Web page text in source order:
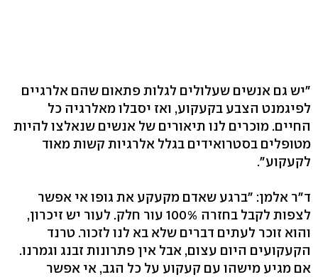
"יש גם אנשים שעלולים לגלות פתאום שהם אלרגיים
לפיגמנט הצבע בקעקוע, ואז יסבלו מאלרגיה כל
החיים. מוכרים לנו תיאורים של אנשים שנאלצו להיות
מטופלים בסטרואידים בגלל אלרגיות קשות מאוד
לקעקוע".
ד"ר אלמן: "ברגע שאדם מקעקע את גופו אי אפשר
לצפות לקבל בחזרה 100% עור חלק. לעור יש זיכרון,
והוא זוכר לעתים דברים שלא בא לנו לזכור. טרנד
הקעקועים היום עצום, אבל אין פתרונות זבנג וגמרנו.
אם מגיע מישהו עם קעקוע על כל הגב, אי אפשר